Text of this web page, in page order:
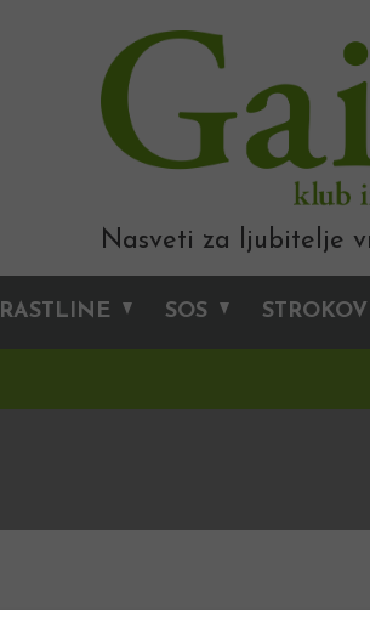
Nasveti za ljubitelje
RASTLINE SOS